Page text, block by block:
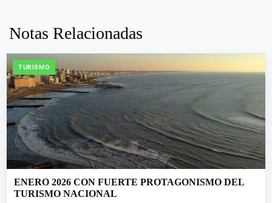
Notas Relacionadas
TURISMO
ENERO 2026 CON FUERTE PROTAGONISMO DEL
TURISMO NACIONAL